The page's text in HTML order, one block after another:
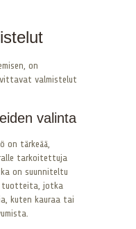
on
valmistelut
valinta
on tärkeää,
tarkoitettuja
on suunniteltu
tuotteita, jotka
kuten kauraa tai